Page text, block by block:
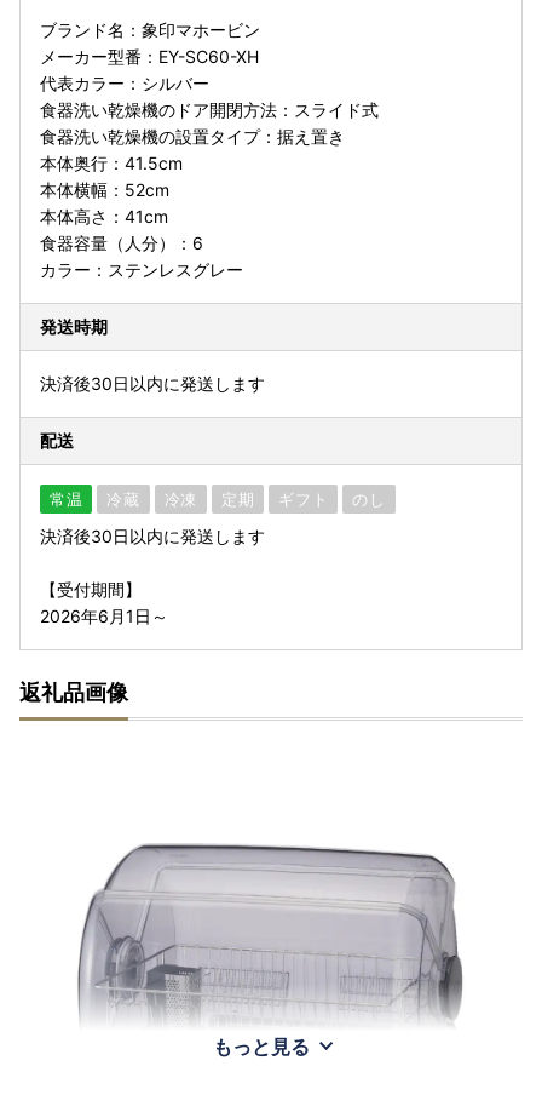
ブランド名：象印マホービン
メーカー型番：EY-SC60-XH
代表カラー：シルバー
食器洗い乾燥機のドア開閉方法：スライド式
食器洗い乾燥機の設置タイプ：据え置き
本体奥行：41.5cm
本体横幅：52cm
本体高さ：41cm
食器容量（人分）：6
カラー：ステンレスグレー
発送時期
決済後30日以内に発送します
配送
常温 冷蔵 冷凍 定期 ギフト のし
決済後30日以内に発送します
【受付期間】
2026年6月1日～
返礼品画像
もっと見る